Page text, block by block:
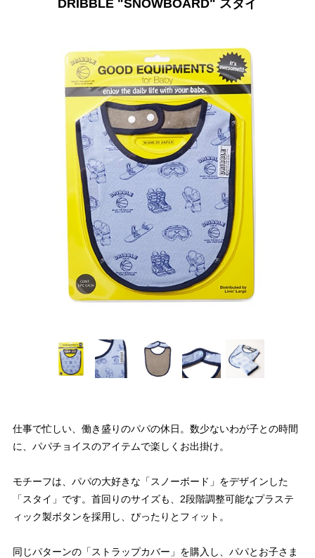
DRIBBLE "SNOWBOARD" スタイ
仕事で忙しい、働き盛りのパパの休日。数少ないわが子との時間
に、パパチョイスのアイテムで楽しくお出掛け。
モチーフは、パパの大好きな「スノーボード」をデザインした
「スタイ」です。首回りのサイズも、2段階調整可能なプラステ
ィック製ボタンを採用し、ぴったりとフィット。
同じパターンの「ストラップカバー」を購入し、パパとお子さま